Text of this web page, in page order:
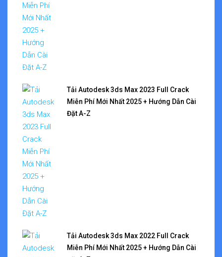
Tải Autodesk 3ds Max 2023 Full Crack
Miễn Phí Mới Nhất 2025 + Hướng Dẫn Cài
Đặt A-Z
Tải Autodesk 3ds Max 2022 Full Crack
Miễn Phí Mới Nhất 2025 + Hướng Dẫn Cài